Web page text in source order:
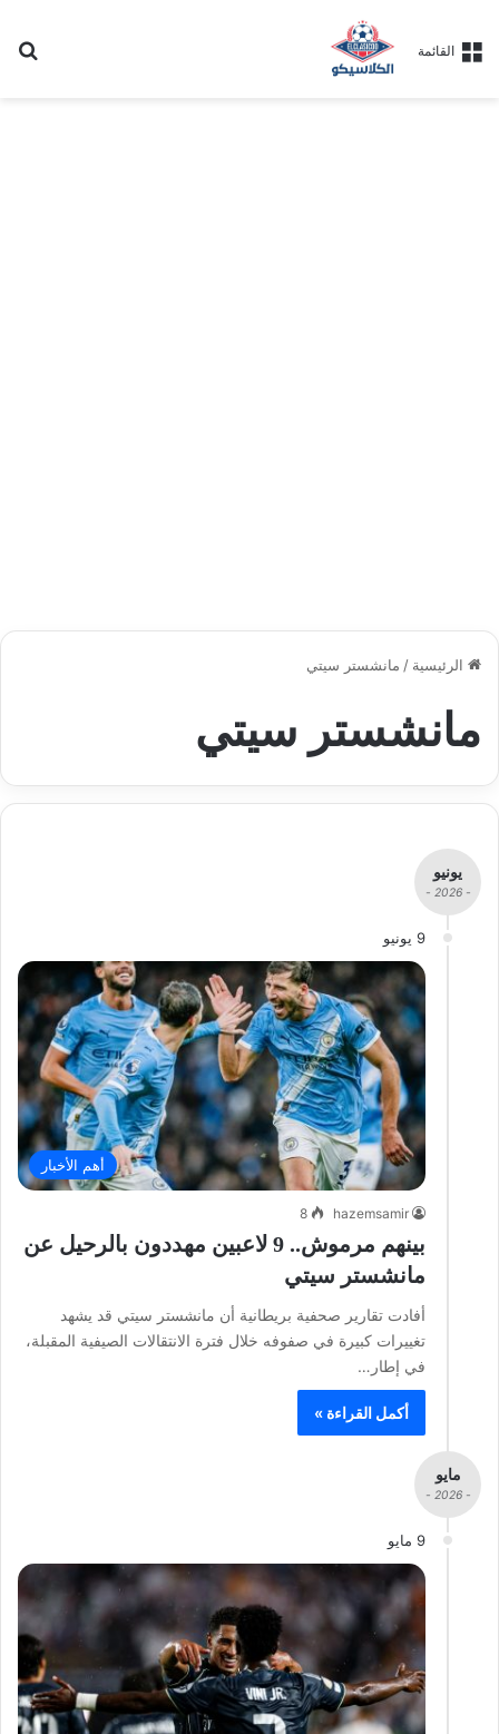
القائمة
الرئيسية / مانشستر سيتي
مانشستر سيتي
يونيو
- 2026 -
9 يونيو
أهم الأخبار
hazemsamir
8
بينهم مرموش.. 9 لاعبين مهددون بالرحيل عن
مانشستر سيتي
أفادت تقارير صحفية بريطانية أن مانشستر سيتي قد يشهد
تغييرات كبيرة في صفوفه خلال فترة الانتقالات الصيفية المقبلة،
في إطار…
أكمل القراءة »
مايو
- 2026 -
9 مايو